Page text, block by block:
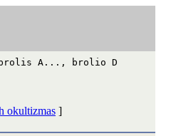
brolis A..., brolio D
okultizmas ]